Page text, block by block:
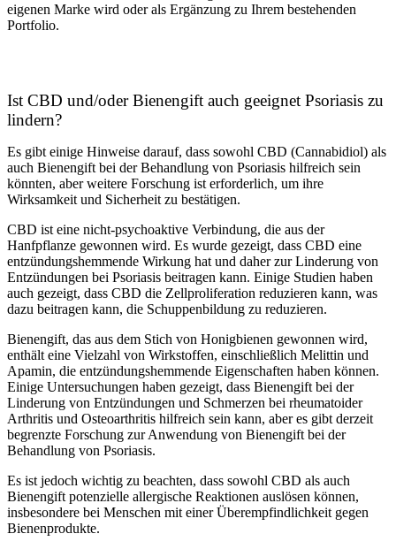
eigenen Marke wird oder als Ergänzung zu Ihrem bestehenden
Portfolio.
Ist CBD und/oder Bienengift auch geeignet Psoriasis zu
lindern?
Es gibt einige Hinweise darauf, dass sowohl CBD (Cannabidiol) als
auch Bienengift bei der Behandlung von Psoriasis hilfreich sein
könnten, aber weitere Forschung ist erforderlich, um ihre
Wirksamkeit und Sicherheit zu bestätigen.
CBD ist eine nicht-psychoaktive Verbindung, die aus der
Hanfpflanze gewonnen wird. Es wurde gezeigt, dass CBD eine
entzündungshemmende Wirkung hat und daher zur Linderung von
Entzündungen bei Psoriasis beitragen kann. Einige Studien haben
auch gezeigt, dass CBD die Zellproliferation reduzieren kann, was
dazu beitragen kann, die Schuppenbildung zu reduzieren.
Bienengift, das aus dem Stich von Honigbienen gewonnen wird,
enthält eine Vielzahl von Wirkstoffen, einschließlich Melittin und
Apamin, die entzündungshemmende Eigenschaften haben können.
Einige Untersuchungen haben gezeigt, dass Bienengift bei der
Linderung von Entzündungen und Schmerzen bei rheumatoider
Arthritis und Osteoarthritis hilfreich sein kann, aber es gibt derzeit
begrenzte Forschung zur Anwendung von Bienengift bei der
Behandlung von Psoriasis.
Es ist jedoch wichtig zu beachten, dass sowohl CBD als auch
Bienengift potenzielle allergische Reaktionen auslösen können,
insbesondere bei Menschen mit einer Überempfindlichkeit gegen
Bienenprodukte.